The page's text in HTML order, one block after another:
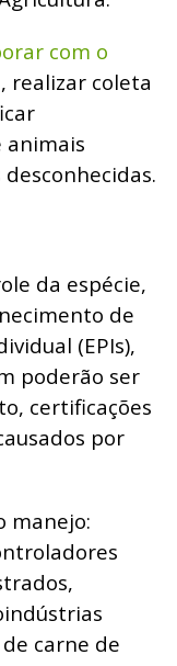
com o
, realizar coleta
animais
da espécie,
de
(EPIs),
poderão ser
certificações
por
manejo:
carne de